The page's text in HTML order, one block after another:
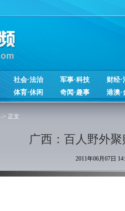
社会·法治 军事·科技 财经·
体育·休闲 奇闻·趣事 港澳·
-> 正文
广西：百人野外
2011年06月07日